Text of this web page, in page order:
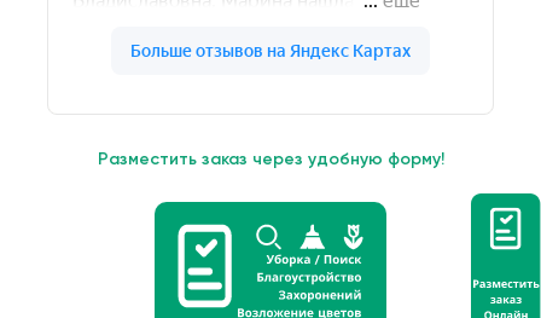
Разместить заказ через удобную форму!